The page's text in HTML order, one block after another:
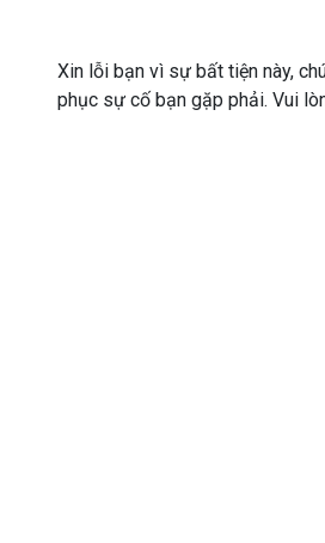
Xin lỗi bạn vì sự bất tiện này,
phục sự cố bạn gặp phải. Vui